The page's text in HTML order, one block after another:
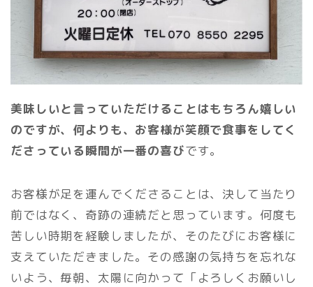
美味しいと言っていただけることはもちろん嬉しい
のですが、何よりも、お客様が笑顔で食事をしてく
ださっている瞬間が一番の喜びです。
お客様が足を運んでくださることは、決して当たり
前ではなく、奇跡の連続だと思っています。何度も
苦しい時期を経験しましたが、そのたびにお客様に
支えていただきました。その感謝の気持ちを忘れな
いよう、毎朝、太陽に向かって「よろしくお願いし